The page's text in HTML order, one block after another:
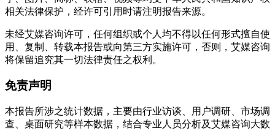
相关法律保护，经许可引用时请注明报告来源。
未经艾媒咨询许可，任何组织或个人均不得以任何形式擅自使
用、复制、转载本报告或向第三方实施许可，否则，艾媒咨询
将保留追究其一切法律责任之权利。
免责声明
本报告所涉之统计数据，主要由行业访谈、用户调研、市场调
查、桌面研究等样本数据，结合专业人员分析及艾媒咨询大数